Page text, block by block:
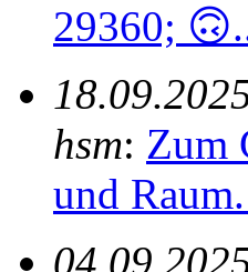
29360;
hsm: Zum
und